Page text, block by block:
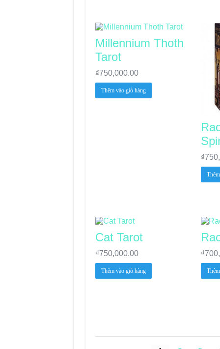
Millennium Thoth
Tarot
₫750,000.00
Thêm vào giỏ hàng
₫
Cat Tarot
₫750,000.00
Thêm vào giỏ hàng
₫